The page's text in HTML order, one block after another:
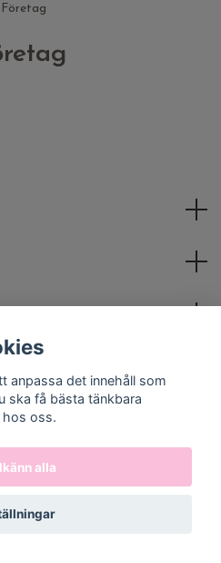
anpassa det innehåll som
ska få bästa tänkbara
hos oss.
alla